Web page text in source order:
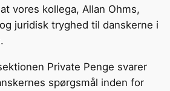
vores kollega, Allan Ohms,
juridisk tryghed til danskerne i
Private Penge svarer
spørgsmål inden for